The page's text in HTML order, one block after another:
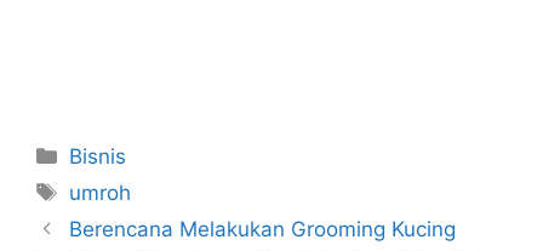
Categories
Bisnis
Tags
umroh
Berencana Melakukan Grooming Kucing